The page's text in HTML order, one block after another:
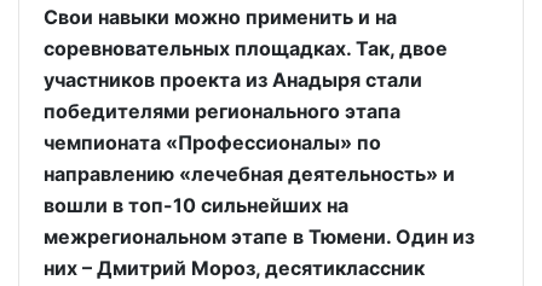
Свои навыки можно применить и на
соревновательных площадках. Так, двое
участников проекта из Анадыря стали
победителями регионального этапа
чемпионата «Профессионалы» по
направлению «лечебная деятельность» и
вошли в топ-10 сильнейших на
межрегиональном этапе в Тюмени. Один из
них – Дмитрий Мороз, десятиклассник